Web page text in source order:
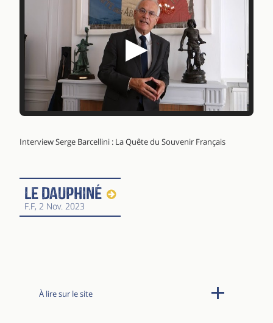
▶
Interview Serge Barcellini : La Quête du Souvenir Français
Le Dauphiné
F.F, 2 Nov. 2023
À lire sur le site